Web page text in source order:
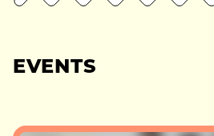
EVENTS